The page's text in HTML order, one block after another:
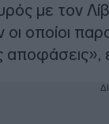
με τον
οποίοι